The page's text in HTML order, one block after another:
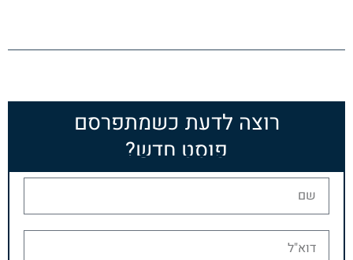
רוצה לדעת כשמתפרסם
פוסט חדש?